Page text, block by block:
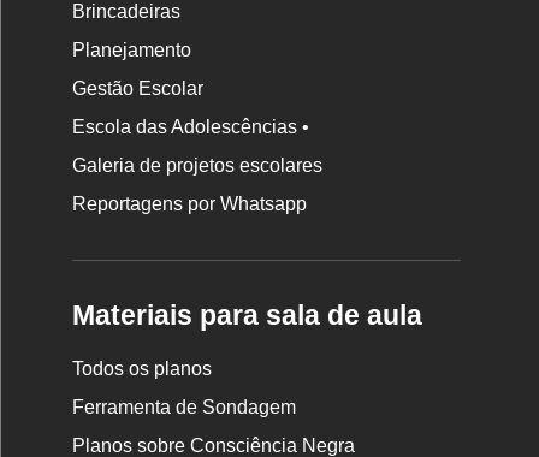
Brincadeiras
Planejamento
Gestão Escolar
Escola das Adolescências •
Galeria de projetos escolares
Reportagens por Whatsapp
Materiais para sala de aula
Todos os planos
Ferramenta de Sondagem
Planos sobre Consciência Negra